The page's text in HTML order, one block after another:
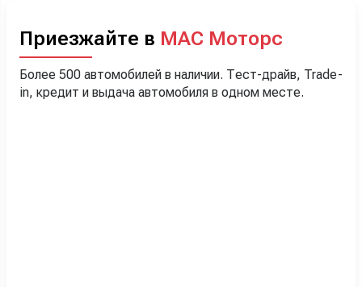
Приезжайте в МАС Моторс
Более 500 автомобилей в наличии. Тест-драйв, Trade-
in, кредит и выдача автомобиля в одном месте.